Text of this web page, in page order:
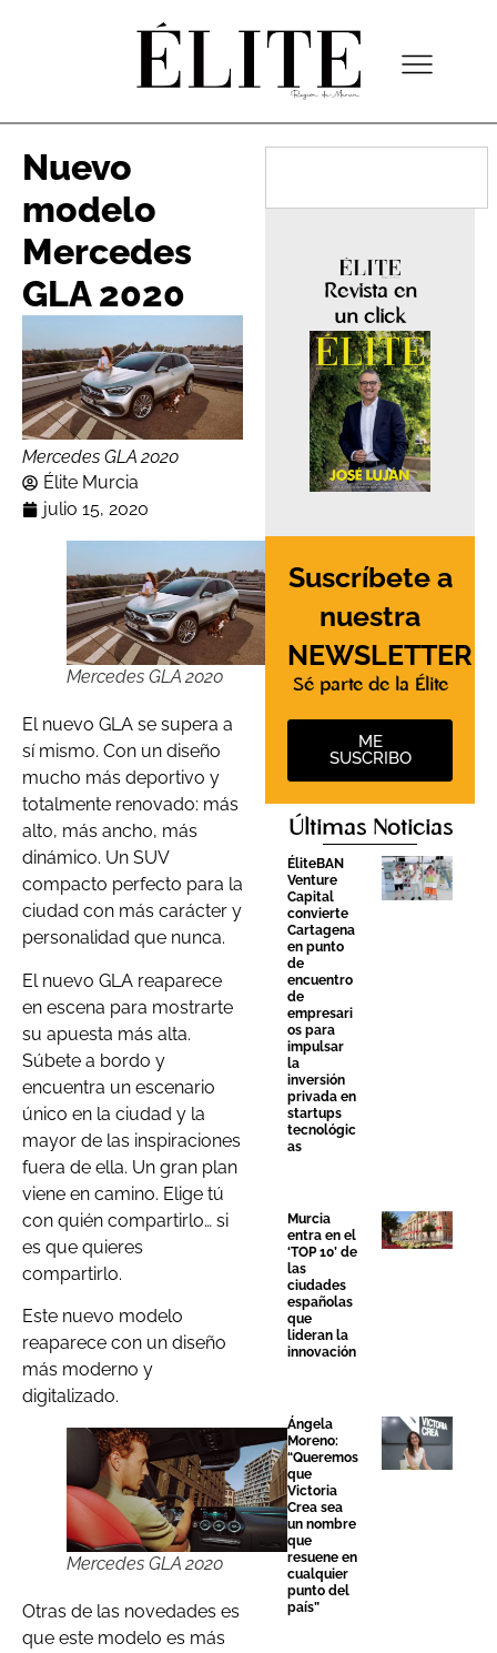
Nuevo
modelo
Mercedes
GLA 2020
Mercedes GLA 2020
Élite Murcia
julio 15, 2020
Mercedes GLA 2020
El nuevo GLA se supera a
sí mismo. Con un diseño
mucho más deportivo y
totalmente renovado: más
alto, más ancho, más
dinámico. Un SUV
compacto perfecto para la
ciudad con más carácter y
personalidad que nunca.
El nuevo GLA reaparece
en escena para mostrarte
su apuesta más alta.
Súbete a bordo y
encuentra un escenario
único en la ciudad y la
mayor de las inspiraciones
fuera de ella. Un gran plan
viene en camino. Elige tú
con quién compartirlo… si
es que quieres
compartirlo.
Este nuevo modelo
reaparece con un diseño
más moderno y
digitalizado.
Mercedes GLA 2020
Otras de las novedades es
que este modelo es más
Revista en
un click
Suscríbete a
nuestra
NEWSLETTER
Sé parte de la Élite
ME
SUSCRIBO
Últimas Noticias
ÉliteBAN
Venture
Capital
convierte
Cartagena
en punto
de
encuentro
de
empresari
os para
impulsar
la
inversión
privada en
startups
tecnológic
as
Murcia
entra en el
‘TOP 10’ de
las
ciudades
españolas
que
lideran la
innovación
Ángela
Moreno:
“Queremos
que
Victoria
Crea sea
un nombre
que
resuene en
cualquier
punto del
país”